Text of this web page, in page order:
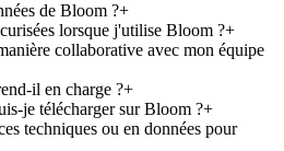
de Bloom ?+
lorsque j'utilise Bloom ?+
collaborative avec mon équipe
il en charge ?+
je télécharger sur Bloom ?+
techniques ou en données pour